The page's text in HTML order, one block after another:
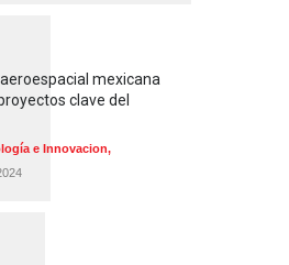
aeroespacial mexicana
clave del
e Innovacion,